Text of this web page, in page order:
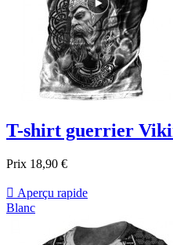
T-shirt guerrier
Prix 18,90 €
 Aperçu rapide
Blanc